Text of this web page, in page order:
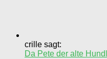
crille sagt:
Da Pete der alte